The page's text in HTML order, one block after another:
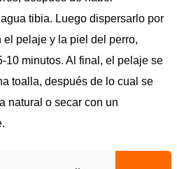
tibia. Luego dispersarlo por
el pelaje y la piel del perro,
10 minutos. Al final, el pelaje se
toalla, después de lo cual se
natural o secar con un